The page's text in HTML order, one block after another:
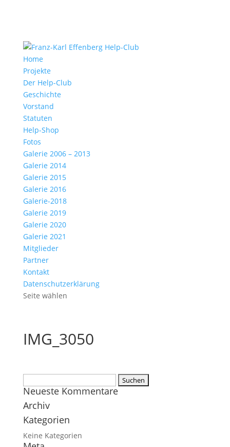
Home
Projekte
Der Help-Club
Geschichte
Vorstand
Statuten
Help-Shop
Fotos
Galerie 2006 – 2013
Galerie 2014
Galerie 2015
Galerie 2016
Galerie-2018
Galerie 2019
Galerie 2020
Galerie 2021
Mitglieder
Partner
Kontakt
Datenschutzerklärung
Seite wählen
IMG_3050
nach:
Neueste Kommentare
Archiv
Kategorien
Keine Kategorien